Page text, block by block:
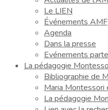
Le LIEN
Événements AMF
Agenda
Dans la presse
Evénements
La pédagogie
Bibliographie de
Maria Montessori
La pédagogie